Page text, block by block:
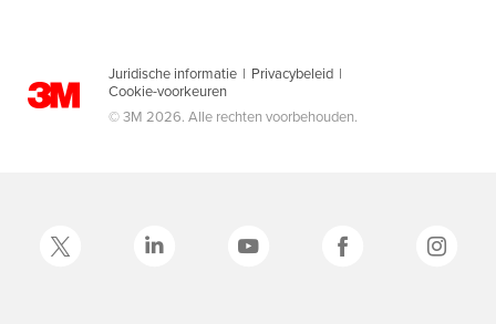
Juridische informatie | Privacybeleid |
Cookie-voorkeuren
© 3M 2026. Alle rechten voorbehouden.